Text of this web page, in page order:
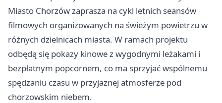
Miasto Chorzów zaprasza na cykl letnich seansów
filmowych organizowanych na świeżym powietrzu w
różnych dzielnicach miasta. W ramach projektu
odbędą się pokazy kinowe z wygodnymi leżakami i
bezpłatnym popcornem, co ma sprzyjać wspólnemu
spędzaniu czasu w przyjaznej atmosferze pod
chorzowskim niebem.